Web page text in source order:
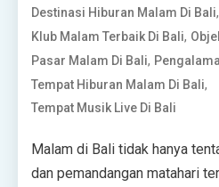
Destinasi Hiburan Malam Di Bali,
Klub Malam Terbaik Di Bali,
Pasar Malam Di Bali,
Tempat Hiburan Malam Di Bali,
Tempat Musik Live Di Bali
Malam di Bali tidak hanya
dan pemandangan matahari